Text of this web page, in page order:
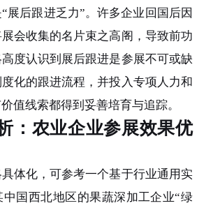
展后跟进乏力”。许多企业回国后因
会收集的名片束之高阁，导致前功
度认识到展后跟进是参展不可或缺
化的跟进流程，并投入专项人力和
值线索都得到妥善培育与追踪。
：农业企业参展效果优
化，可参考一个基于行业通用实
国西北地区的果蔬深加工企业“绿